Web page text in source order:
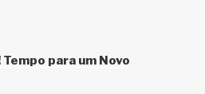
para um Novo